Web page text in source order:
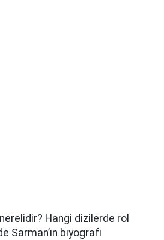
Hangi dizilerde rol
Sarman’ın biyografi